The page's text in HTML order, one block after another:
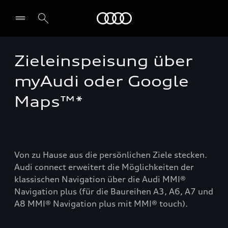
Zieleinspeisung über
myAudi oder Google
Maps™*
Von zu Hause aus die persönlichen Ziele stecken.
Audi connect erweitert die Möglichkeiten der
klassischen Navigation über die Audi MMI®
Navigation plus (für die Baureihen A3, A6, A7 und
A8 MMI® Navigation plus mit MMI® touch).